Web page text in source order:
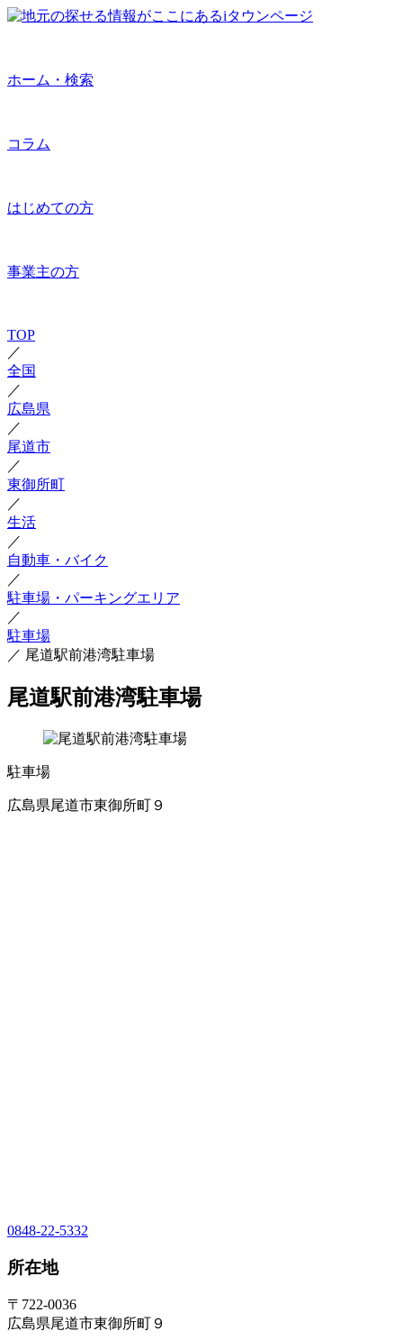
ホーム・検索
コラム
はじめての方
事業主の方
TOP
／
全国
／
広島県
／
尾道市
／
東御所町
／
生活
／
自動車・バイク
／
駐車場・パーキングエリア
／
駐車場
／ 尾道駅前港湾駐車場
尾道駅前港湾駐車場
駐車場
広島県尾道市東御所町９
0848-22-5332
所在地
〒722-0036
広島県尾道市東御所町９